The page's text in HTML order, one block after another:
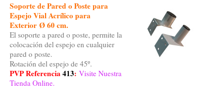
Soporte de Pared o Poste para
Espejo Vial Acrílico para
Exterior Ø 60 cm.
El soporte a pared o poste, permite la
colocación del espejo en cualquier
pared o poste.
Rotación del espejo de 45º.
PVP Referencia413: Visite Nuestra
Tienda Online.